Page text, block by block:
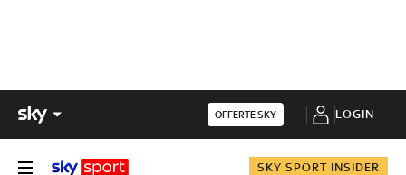
OFFERTE SKY LOGIN
SKY SPORT INSIDER